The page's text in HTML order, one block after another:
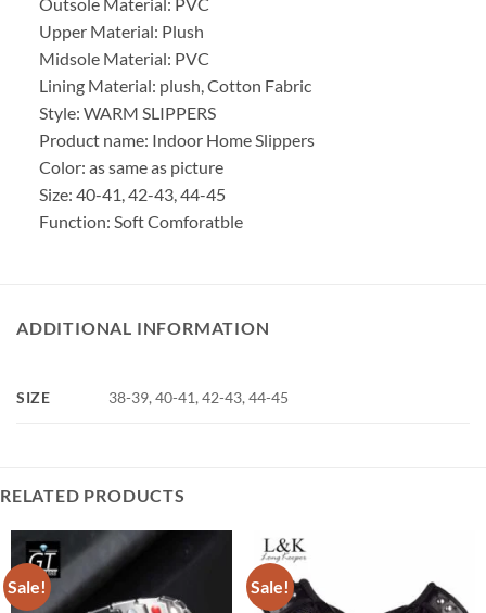
Upper Material: Plush
Midsole Material: PVC
Lining Material: plush, Cotton Fabric
Style: WARM SLIPPERS
Product name: Indoor Home Slippers
Color: as same as picture
Size: 40-41, 42-43, 44-45
Function: Soft Comforatble
ADDITIONAL INFORMATION
SIZE 38-39, 40-41, 42-43, 44-45
RELATED PRODUCTS
Sale! Sale!